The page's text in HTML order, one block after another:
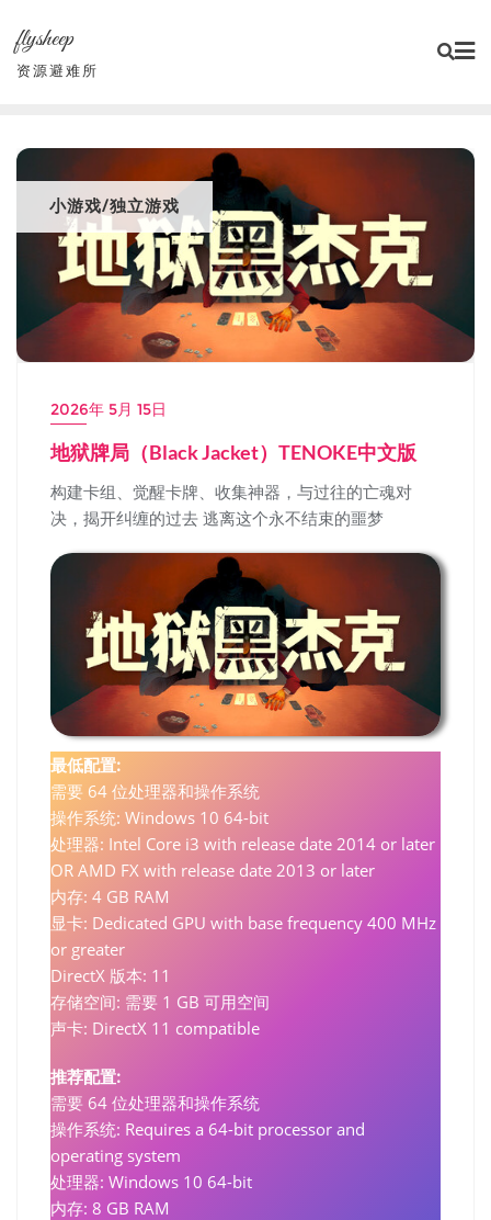
content
flysheep
资源避难所
小游戏/独立游戏
2026年 5月 15日
地狱牌局（Black Jacket）TENOKE中文版
构建卡组、觉醒卡牌、收集神器，与过往的亡魂对
决，揭开纠缠的过去 逃离这个永不结束的噩梦
最低配置:
需要 64 位处理器和操作系统
操作系统: Windows 10 64-bit
处理器: Intel Core i3 with release date 2014 or later
OR AMD FX with release date 2013 or later
内存: 4 GB RAM
显卡: Dedicated GPU with base frequency 400 MHz
or greater
DirectX 版本: 11
存储空间: 需要 1 GB 可用空间
声卡: DirectX 11 compatible
推荐配置:
需要 64 位处理器和操作系统
操作系统: Requires a 64-bit processor and
operating system
处理器: Windows 10 64-bit
内存: 8 GB RAM